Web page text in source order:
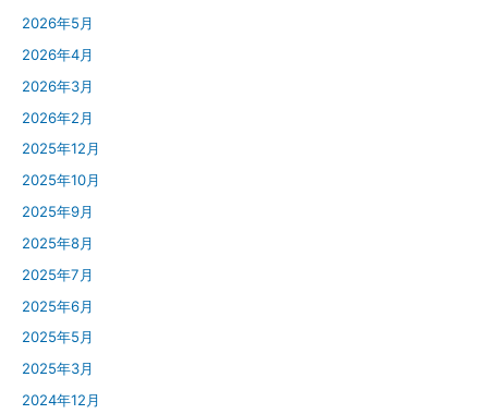
2026年5月
2026年4月
2026年3月
2026年2月
2025年12月
2025年10月
2025年9月
2025年8月
2025年7月
2025年6月
2025年5月
2025年3月
2024年12月